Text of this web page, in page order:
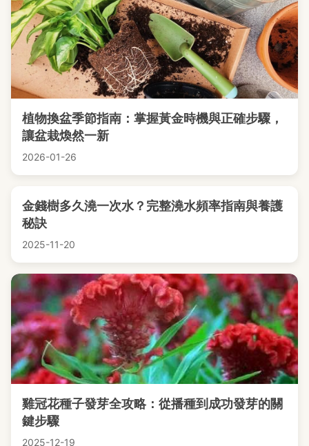
植物換盆季節指南：掌握黃金時機與正確步驟，
讓盆栽煥然一新
2026-01-26
金錢樹多久澆一次水？完整澆水頻率指南與養護
秘訣
2025-11-20
雞冠花種子發芽全攻略：從播種到成功發芽的關
鍵步驟
2025-12-19